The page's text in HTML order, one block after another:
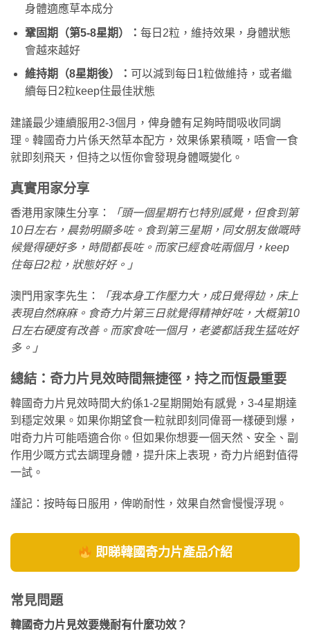
身體適應草本成分
鞏固期（第5-8星期）： 每日2粒，維持效果，身體狀態
會越來越好
維持期（8星期後）： 可以減到每日1粒做維持，或者繼
續每日2粒keep住最佳狀態
建議最少連續服用2-3個月，俾身體有足夠時間吸收同調
理。韓國奇力片係天然草本配方，效果係累積嘅，唔會一食
就即刻飛天，但持之以恆你會發現身體嘅變化。
真實用家分享
香港用家陳生分享：
「頭一個星期冇乜特別感覺，但食到第
10日左右，晨勃明顯多咗。食到第三星期，同女朋友做嘅時
候覺得硬好多，時間都長咗。而家已經食咗兩個月，keep
住每日2粒，狀態好好。」
澳門用家李先生：
「我本身工作壓力大，成日覺得攰，床上
表現自然麻麻。食奇力片第三日就覺得精神好咗，大概第10
日左右硬度有改善。而家食咗一個月，老婆都話我生猛咗好
多。」
總結：奇力片見效時間無捷徑，持之而恆最重要
韓國奇力片見效時間大約係1-2星期開始有感覺，3-4星期達
到穩定效果。如果你期望食一粒就即刻同偉哥一樣硬到爆，
咁奇力片可能唔適合你。但如果你想要一個天然、安全、副
作用少嘅方式去調理身體，提升床上表現，奇力片絕對值得
一試。
謹記：按時每日服用，俾啲耐性，效果自然會慢慢浮現。
即睇韓國奇力片產品介紹
常見問題
韓國奇力片見效要幾耐有什麼功效？